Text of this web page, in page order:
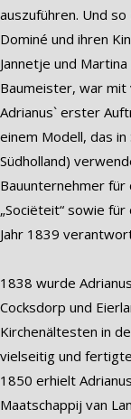
auszuführen. Und
Dominé und ihren
Jannetje und
Baumeister, war mit
Adrianus` erster
einem Modell, das
Südholland)
Bauunternehmer
„Sociëteit“ sowie
Jahr 1839
1838 wurde
Cocksdorp und
Kirchenältesten in
vielseitig und
1850 erhielt
Maatschappij van